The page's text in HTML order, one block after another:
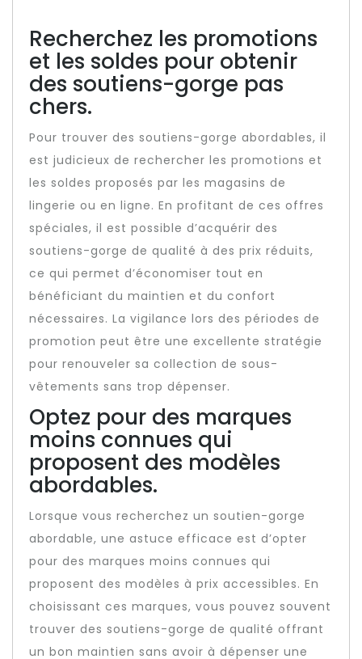
Recherchez les promotions
et les soldes pour obtenir
des soutiens-gorge pas
chers.
Pour trouver des soutiens-gorge abordables, il
est judicieux de rechercher les promotions et
les soldes proposés par les magasins de
lingerie ou en ligne. En profitant de ces offres
spéciales, il est possible d’acquérir des
soutiens-gorge de qualité à des prix réduits,
ce qui permet d’économiser tout en
bénéficiant du maintien et du confort
nécessaires. La vigilance lors des périodes de
promotion peut être une excellente stratégie
pour renouveler sa collection de sous-
vêtements sans trop dépenser.
Optez pour des marques
moins connues qui
proposent des modèles
abordables.
Lorsque vous recherchez un soutien-gorge
abordable, une astuce efficace est d’opter
pour des marques moins connues qui
proposent des modèles à prix accessibles. En
choisissant ces marques, vous pouvez souvent
trouver des soutiens-gorge de qualité offrant
un bon maintien sans avoir à dépenser une